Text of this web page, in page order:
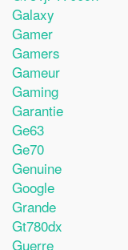
Galaxy
Gamer
Gamers
Gameur
Gaming
Garantie
Ge63
Ge70
Genuine
Google
Grande
Gt780dx
Guerre